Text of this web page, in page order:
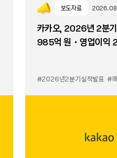
보도자료
카카오, 2026년 2분
985억 원・영업이익
#2026년2분기실적발표 #